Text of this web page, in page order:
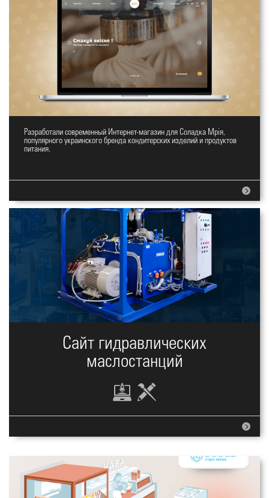
Интернет-магазин Солодка Мрія
Разработали современный Интернет-магазин для Соладка Мрія,
популярного украинского бренда кондитерских изделий и продуктов
питания.
Сайт гидравлических
маслостанций